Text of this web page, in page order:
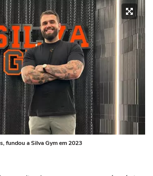
fundou a Silva Gym em 2023